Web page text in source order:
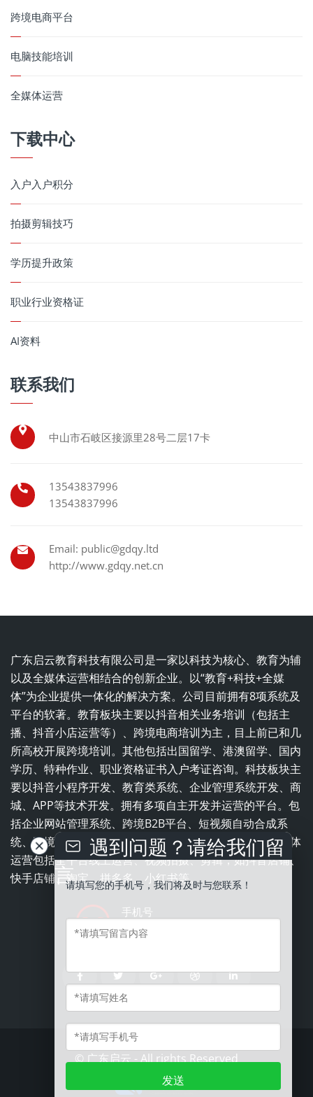
跨境电商平台
电脑技能培训
全媒体运营
下载中心
入户入户积分
拍摄剪辑技巧
学历提升政策
职业行业资格证
AI资料
联系我们
中山市石岐区接源里28号二层17卡
13543837996
13543837996
Email: public@gdqy.ltd
http://www.gdqy.net.cn
广东启云教育科技有限公司是一家以科技为核心、教育为辅
以及全媒体运营相结合的创新企业。以“教育+科技+全媒
体”为企业提供一体化的解决方案。公司目前拥有8项系统及
平台的软著。教育板块主要以抖音相关业务培训（包括主
播、抖音小店运营等）、跨境电商培训为主，目上前已和几
所高校开展跨境培训。其他包括出国留学、港澳留学、国内
学历、特种作业、职业资格证书入户考证咨询。科技板块主
要以抖音小程序开发、教育类系统、企业管理系统开发、商
城、APP等技术开发。拥有多项自主开发并运营的平台。包
括企业网站管理系统、跨境B2B平台、短视频自动合成系
统、跨境电商平台、职业培训学校一体化管理系统。全媒体
运营包括全平台线上运营、视频拍摄、剪辑，如抖音店铺、
快手店铺、淘宝、拼多多、小红书等。
手机号
13543837996
©广东启云- All rights Reserved
遇到问题？请给我们留
言请填写您的手机号，我们将及时与您联系！